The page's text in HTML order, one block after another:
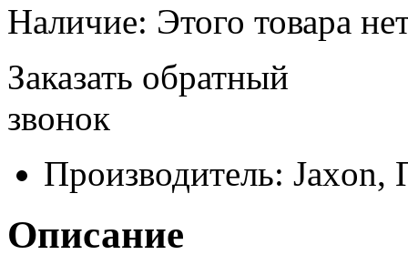
Наличие: Этого товара
Заказать обратный
звонок
Производитель: Jaxon,
Описание